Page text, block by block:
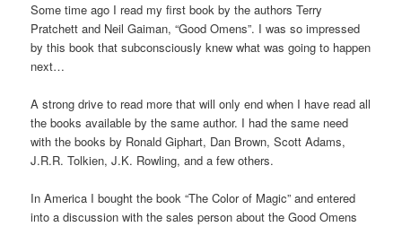
Some time ago I read my first book by the authors Terry
Pratchett and Neil Gaiman, “Good Omens”. I was so impressed
by this book that subconsciously knew what was going to happen
next…
A strong drive to read more that will only end when I have read all
the books available by the same author. I had the same need
with the books by Ronald Giphart, Dan Brown, Scott Adams,
J.R.R. Tolkien, J.K. Rowling, and a few others.
In America I bought the book “The Color of Magic” and entered
into a discussion with the sales person about the Good Omens